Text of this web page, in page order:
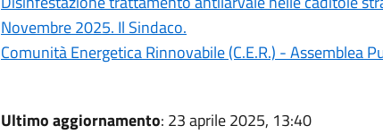
Novembre 2025. Il Sindaco.
Comunità Energetica Rinnovabile (C.E.R.) - Assemblea
Ultimo aggiornamento: 23 aprile 2025, 13:40